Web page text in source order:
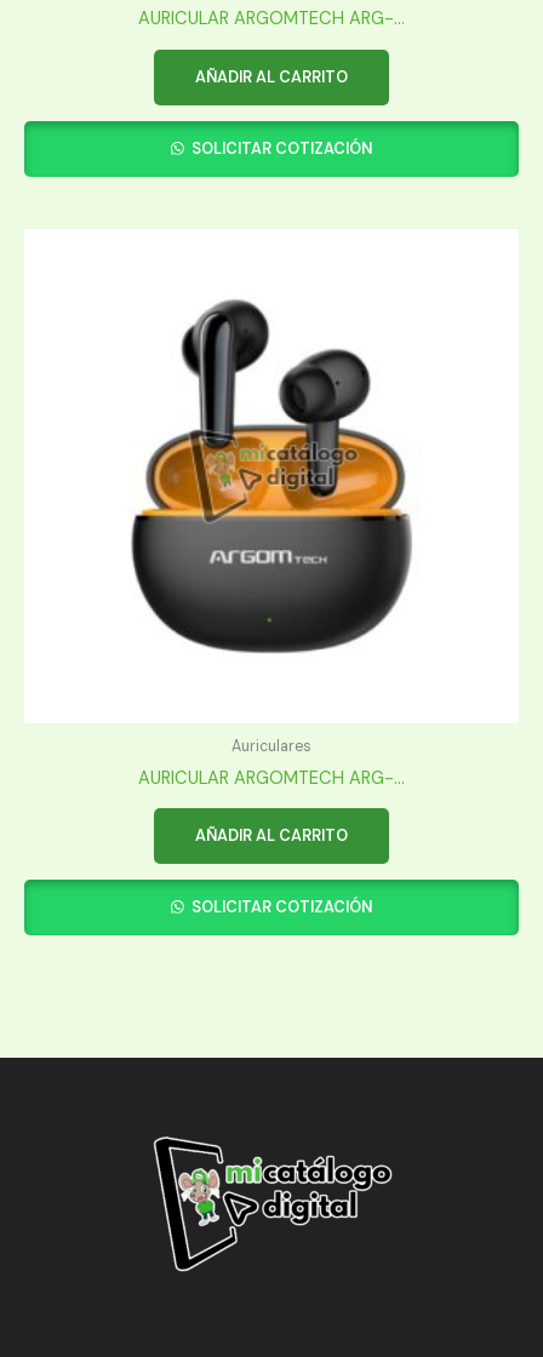
AURICULAR ARGOMTECH ARG-...
AÑADIR AL CARRITO
SOLICITAR COTIZACIÓN
Auriculares
AURICULAR ARGOMTECH ARG-...
AÑADIR AL CARRITO
SOLICITAR COTIZACIÓN